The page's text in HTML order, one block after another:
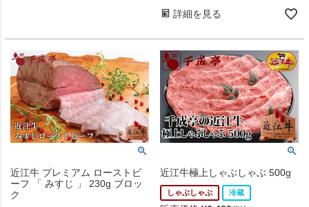
詳細を見る
近江牛 プレミアム ローストビ
ーフ 「 みすじ 」 230g ブロッ
ク
近江牛極上しゃぶしゃぶ 500g
しゃぶしゃぶ 冷蔵